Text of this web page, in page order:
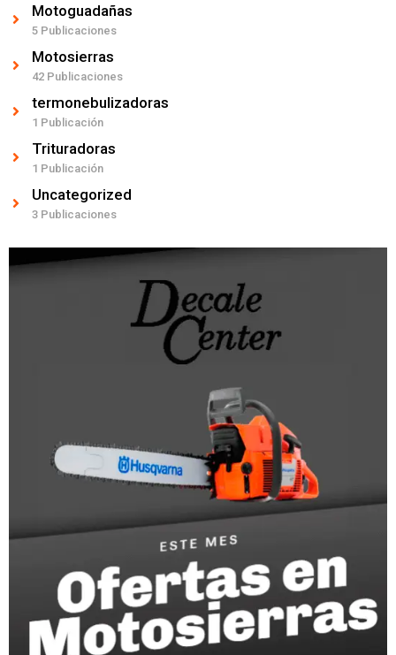
Motoguadañas
5 Publicaciones
Motosierras
42 Publicaciones
termonebulizadoras
1 Publicación
Trituradoras
1 Publicación
Uncategorized
3 Publicaciones